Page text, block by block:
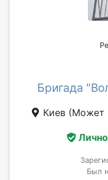
Бригада
Киев (Может
Был